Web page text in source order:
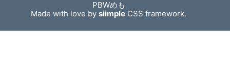
PBWめも
Made with love bysiimple CSS framework.